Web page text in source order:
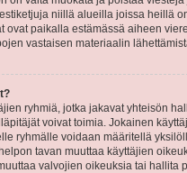
niillä alueilla joissa heillä
ovat paikalla estämässä aiheen
vastaisen materiaalin
ryhmiä, jotka jakavat yhteisön
voivat toimia. Jokainen
ryhmälle voidaan määritellä
tavan muuttaa käyttäjien
valvojien oikeuksia tai hallita